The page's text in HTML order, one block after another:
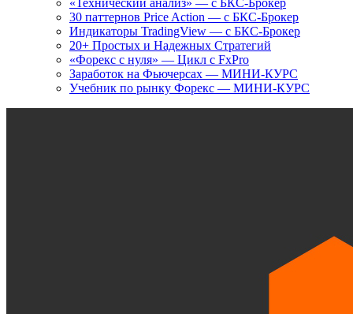
«Технический анализ» — с БКС-Брокер
30 паттернов Price Action — с БКС-Брокер
Индикаторы TradingView — с БКС-Брокер
20+ Простых и Надежных Стратегий
«Форекс с нуля» — Цикл с FxPro
Заработок на Фьючерсах — МИНИ-КУРС
Учебник по рынку Форекс — МИНИ-КУРС